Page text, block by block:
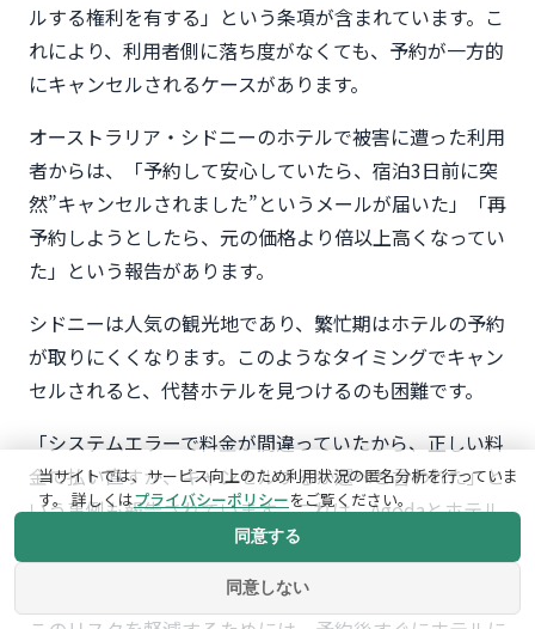
ルする権利を有する」という条項が含まれています。こ
れにより、利用者側に落ち度がなくても、予約が一方的
にキャンセルされるケースがあります。
オーストラリア・シドニーのホテルで被害に遭った利用
者からは、「予約して安心していたら、宿泊3日前に突
然”キャンセルされました”というメールが届いた」「再
予約しようとしたら、元の価格より倍以上高くなってい
た」という報告があります。
シドニーは人気の観光地であり、繁忙期はホテルの予約
が取りにくくなります。このようなタイミングでキャン
セルされると、代替ホテルを見つけるのも困難です。
「システムエラーで料金が間違っていたから、正しい料
金で払い直すか、キャンセルするか選べと言われた」と
いう事例も報告されています。これは、Agodaとホテル
側の価格設定にズレがあった場合に発生するトラブルで
当サイトでは、サービス向上のため利用状況の匿名分析を行っていま
す。 詳しくはプライバシーポリシーをご覧ください。
同意しない
同意する